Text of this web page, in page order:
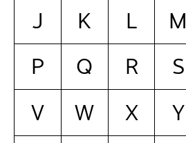
J
K L M
P
Q R S
V
W X Y